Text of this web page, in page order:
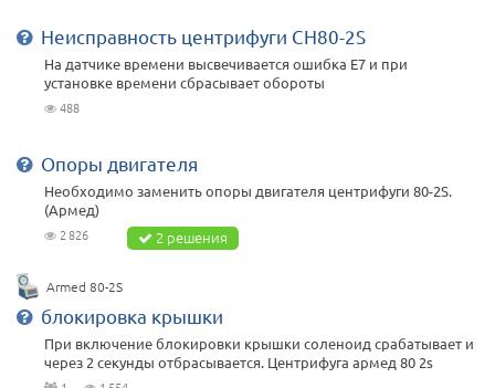
Неисправность центрифуги CH80-2S
На датчике времени высвечивается ошибка Е7 и при
установке времени сбрасывает обороты
488
Опоры двигателя
Необходимо заменить опоры двигателя центрифуги 80-2S.
(Армед)
2 826 2 решения
Armed 80-2S
блокировка крышки
При включение блокировки крышки соленоид срабатывает и
через 2 секунды отбрасывается. Центрифуга армед 80 2s